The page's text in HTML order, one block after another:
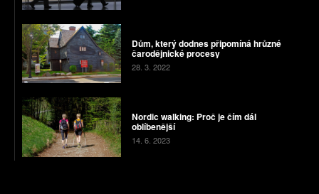
Dům, který dodnes připomíná hrůzné
čarodějnické procesy
28. 3. 2022
Nordic walking: Proč je čím dál
oblíbenější
14. 6. 2023